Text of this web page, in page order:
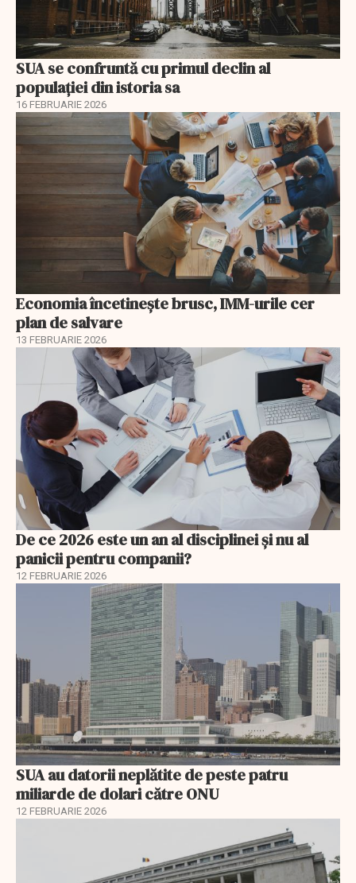
SUA se confruntă cu primul declin al
populației din istoria sa
16 FEBRUARIE 2026
Economia încetinește brusc, IMM-urile cer
plan de salvare
13 FEBRUARIE 2026
De ce 2026 este un an al disciplinei și nu al
panicii pentru companii?
12 FEBRUARIE 2026
SUA au datorii neplătite de peste patru
miliarde de dolari către ONU
12 FEBRUARIE 2026